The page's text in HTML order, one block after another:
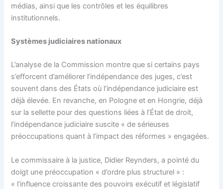
médias, ainsi que les contrôles et les équilibres
institutionnels.
Systèmes judiciaires nationaux
L’analyse de la Commission montre que si certains pays
s’efforcent d’améliorer l’indépendance des juges, c’est
souvent dans des États où l’indépendance judiciaire est
déjà élevée. En revanche, en Pologne et en Hongrie, déjà
sur la sellette pour des questions liées à l’État de droit,
l’indépendance judiciaire suscite « de sérieuses
préoccupations quant à l’impact des réformes » engagées.
Le commissaire à la justice, Didier Reynders, a pointé du
doigt une préoccupation « d’ordre plus structurel » :
« l’influence croissante des pouvoirs exécutif et législatif